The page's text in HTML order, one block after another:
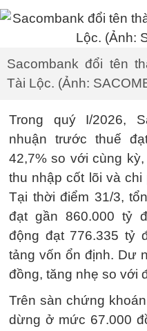
Sacombank đổi tên
Tài Lộc. (Ảnh:
Trong quý I/2026,
nhuận trước thuế
42,7% so với cùng
thu nhập cốt lõi và
Tại thời điểm 31/3,
đạt gần 860.000 tỷ
động đạt 776.335 tỷ
tảng vốn ổn định. Dư
đồng, tăng nhẹ so với
Trên sàn chứng
dừng ở mức 67.000